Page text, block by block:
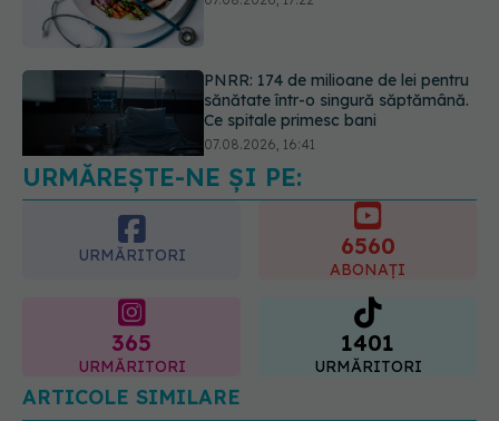
Ce spune culoarea ta preferată
despre vârsta pe care o ai. Care
este "codul cromatic" al generațiilor
07.08.2026, 21:29
URMĂREȘTE-NE ȘI PE:
URMĂRITORI 6560
ABONAȚI
365
URMĂRITORI
1401
URMĂRITORI
ARTICOLE SIMILARE